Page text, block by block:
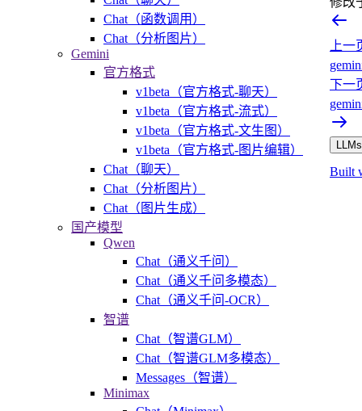
Chat（函数调用）
Chat（分析图片）
Gemini
官方格式
v1beta（官方格式-聊天）
v1beta（官方格式-流式）
v1beta（官方格式-文生图）
v1beta（官方格式-图片编辑）
Chat（聊天）
Chat（分析图片）
Chat（图片生成）
国产模型
Qwen
Chat（通义千问）
Chat（通义千问多模态）
Chat（通义千问-OCR）
智谱
Chat（智谱GLM）
Chat（智谱GLM多模态）
Messages（智谱）
Minimax
上一
下一
Built